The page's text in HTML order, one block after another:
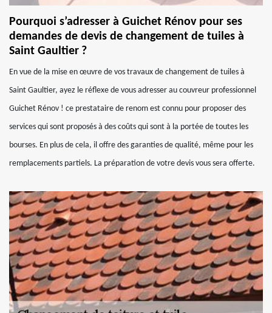
Pourquoi s’adresser à Guichet Rénov pour ses
demandes de devis de changement de tuiles à
Saint Gaultier ?
En vue de la mise en œuvre de vos travaux de changement de tuiles à
Saint Gaultier, ayez le réflexe de vous adresser au couvreur professionnel
Guichet Rénov ! ce prestataire de renom est connu pour proposer des
services qui sont proposés à des coûts qui sont à la portée de toutes les
bourses. En plus de cela, il offre des garanties de qualité, même pour les
remplacements partiels. La préparation de votre devis vous sera offerte.